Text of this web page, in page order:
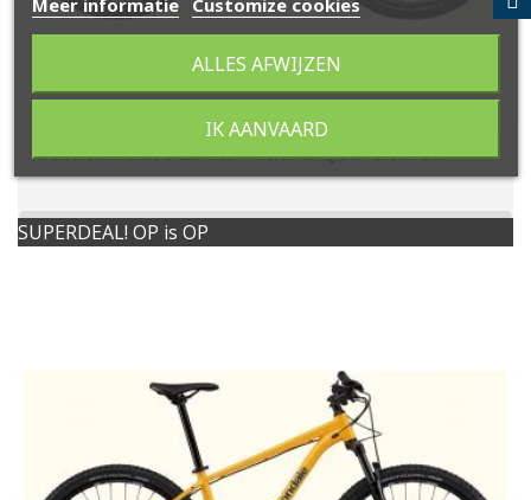
Cannondale 29 M Trail 8 QSD Mixed
SUPERDEAL! OP is OP
Meer informatie Customize cookies
ALLES AFWIJZEN
IK AANVAARD